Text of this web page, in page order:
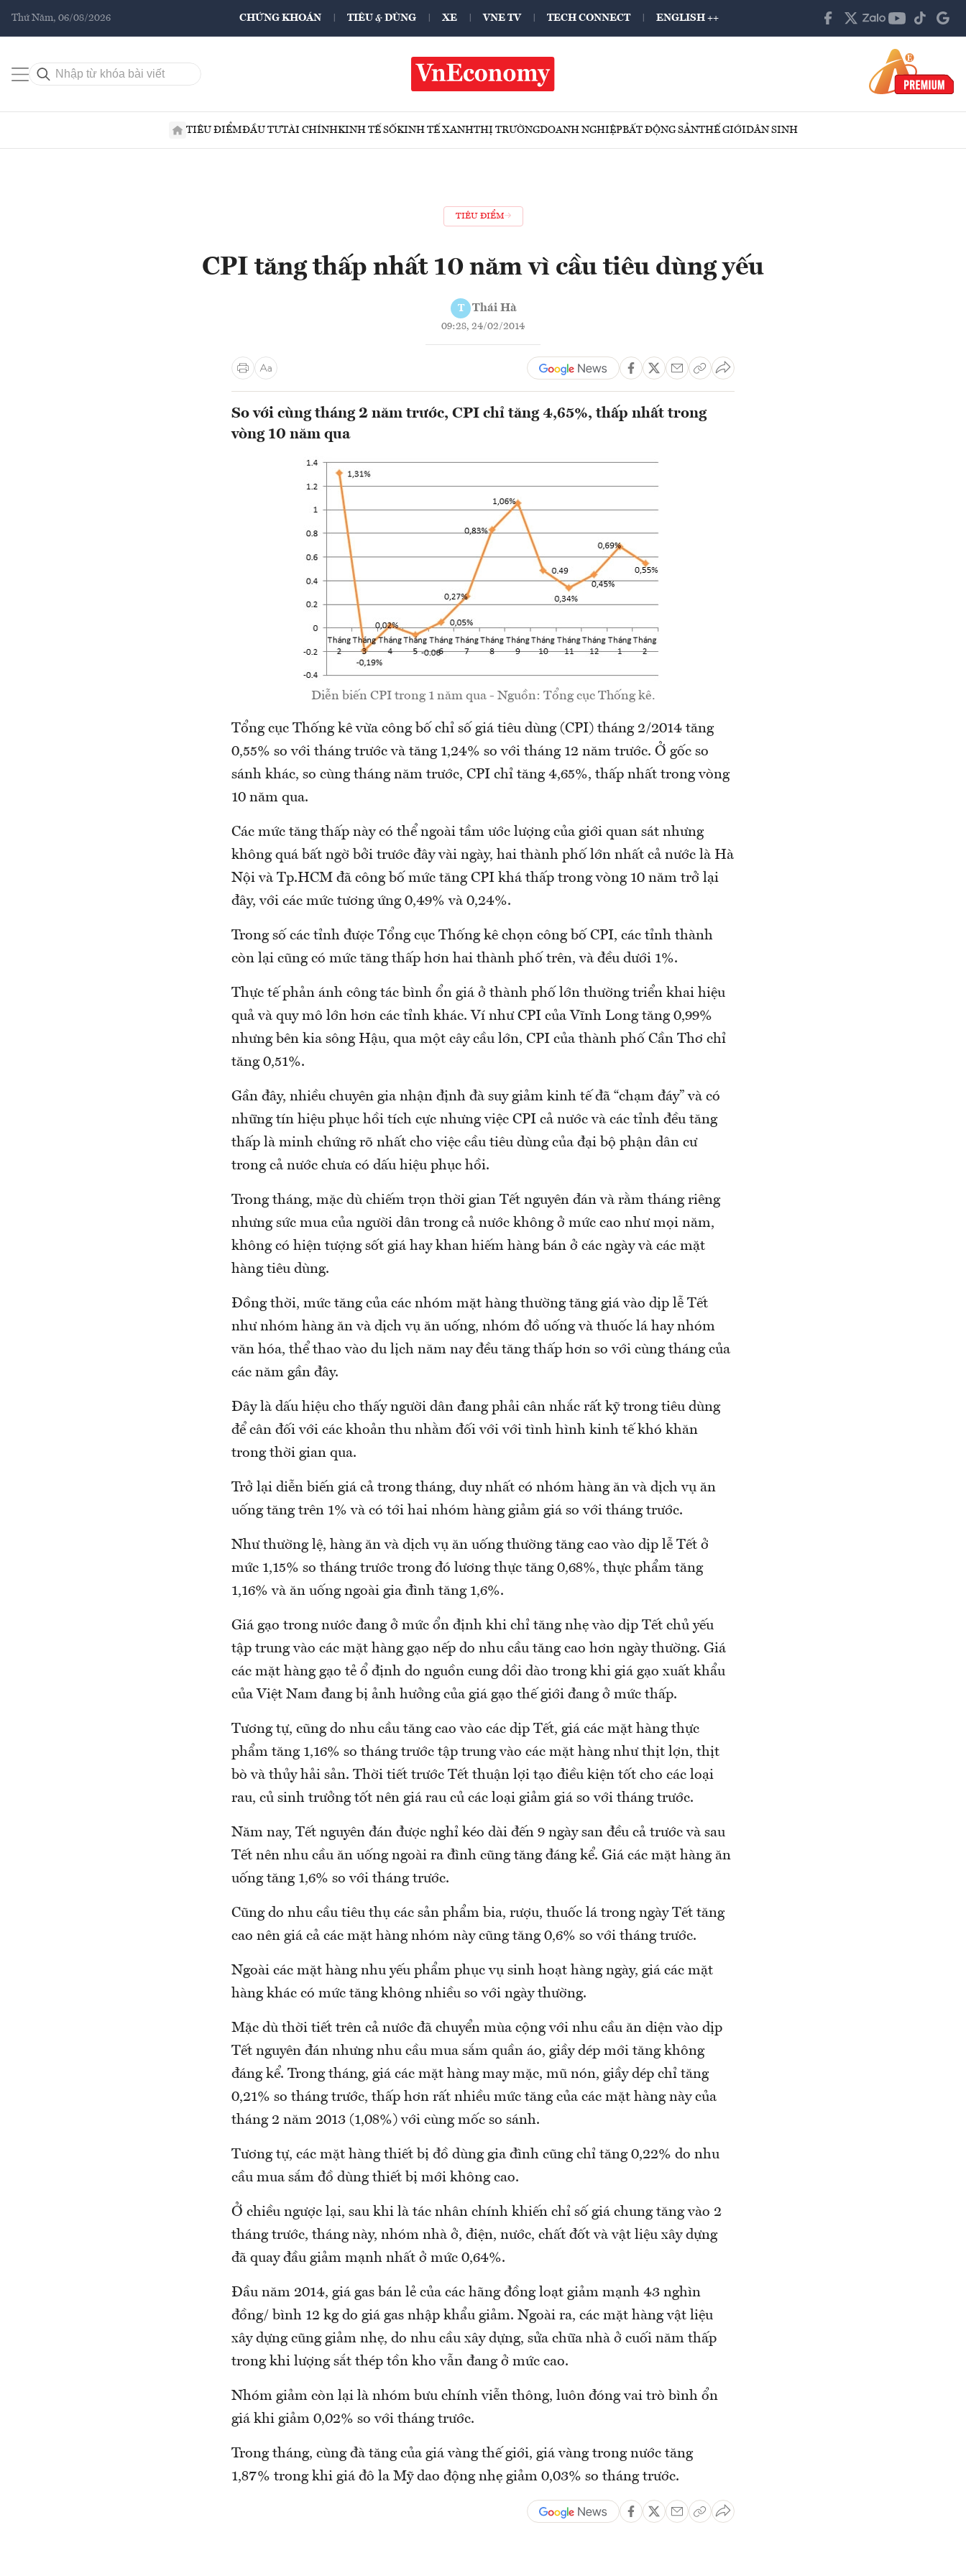
Thứ Năm, 06/08/2026 CHỨNG KHOÁN TIÊU & DÙNG XE VNE TV TECH CONNECT ENGLISH ++
TIÊU ĐIỂMĐẦU TƯTÀI CHÍNHKINH TẾ SỐKINH TẾ XANHTHỊ TRƯỜNGDOANH NGHIỆPBẤT ĐỘNG SẢNTHẾ GIỚIDÂN SINH
TIÊU ĐIỂM
CPI tăng thấp nhất 10 năm vì cầu tiêu dùng yếu
T Thái Hà
09:28, 24/02/2014
So với cùng tháng 2 năm trước, CPI chỉ tăng 4,65%, thấp nhất trong
vòng 10 năm qua
Diễn biến CPI trong 1 năm qua - Nguồn: Tổng cục Thống kê.
Tổng cục Thống kê vừa công bố chỉ số giá tiêu dùng (CPI) tháng 2/2014 tăng
0,55% so với tháng trước và tăng 1,24% so với tháng 12 năm trước. Ở gốc so
sánh khác, so cùng tháng năm trước, CPI chỉ tăng 4,65%, thấp nhất trong vòng
10 năm qua.
Các mức tăng thấp này có thể ngoài tầm ước lượng của giới quan sát nhưng
không quá bất ngờ bởi trước đây vài ngày, hai thành phố lớn nhất cả nước là Hà
Nội và Tp.HCM đã công bố mức tăng CPI khá thấp trong vòng 10 năm trở lại
đây, với các mức tương ứng 0,49% và 0,24%.
Trong số các tỉnh được Tổng cục Thống kê chọn công bố CPI, các tỉnh thành
còn lại cũng có mức tăng thấp hơn hai thành phố trên, và đều dưới 1%.
Thực tế phản ánh công tác bình ổn giá ở thành phố lớn thường triển khai hiệu
quả và quy mô lớn hơn các tỉnh khác. Ví như CPI của Vĩnh Long tăng 0,99%
nhưng bên kia sông Hậu, qua một cây cầu lớn, CPI của thành phố Cần Thơ chỉ
tăng 0,51%.
Gần đây, nhiều chuyên gia nhận định đà suy giảm kinh tế đã “chạm đáy” và có
những tín hiệu phục hồi tích cực nhưng việc CPI cả nước và các tỉnh đều tăng
thấp là minh chứng rõ nhất cho việc cầu tiêu dùng của đại bộ phận dân cư
trong cả nước chưa có dấu hiệu phục hồi.
Trong tháng, mặc dù chiếm trọn thời gian Tết nguyên đán và rằm tháng riêng
nhưng sức mua của người dân trong cả nước không ở mức cao như mọi năm,
không có hiện tượng sốt giá hay khan hiếm hàng bán ở các ngày và các mặt
hàng tiêu dùng.
Đồng thời, mức tăng của các nhóm mặt hàng thường tăng giá vào dịp lễ Tết
như nhóm hàng ăn và dịch vụ ăn uống, nhóm đồ uống và thuốc lá hay nhóm
văn hóa, thể thao vào du lịch năm nay đều tăng thấp hơn so với cùng tháng của
các năm gần đây.
Đây là dấu hiệu cho thấy người dân đang phải cân nhắc rất kỹ trong tiêu dùng
để cân đối với các khoản thu nhằm đối với với tình hình kinh tế khó khăn
trong thời gian qua.
Trở lại diễn biến giá cả trong tháng, duy nhất có nhóm hàng ăn và dịch vụ ăn
uống tăng trên 1% và có tới hai nhóm hàng giảm giá so với tháng trước.
Như thường lệ, hàng ăn và dịch vụ ăn uống thường tăng cao vào dịp lễ Tết ở
mức 1,15% so tháng trước trong đó lương thực tăng 0,68%, thực phẩm tăng
1,16% và ăn uống ngoài gia đình tăng 1,6%.
Giá gạo trong nước đang ở mức ổn định khi chỉ tăng nhẹ vào dịp Tết chủ yếu
tập trung vào các mặt hàng gạo nếp do nhu cầu tăng cao hơn ngày thường. Giá
các mặt hàng gạo tẻ ổ định do nguồn cung dồi dào trong khi giá gạo xuất khẩu
của Việt Nam đang bị ảnh hưởng của giá gạo thế giới đang ở mức thấp.
Tương tự, cũng do nhu cầu tăng cao vào các dịp Tết, giá các mặt hàng thực
phẩm tăng 1,16% so tháng trước tập trung vào các mặt hàng như thịt lợn, thịt
bò và thủy hải sản. Thời tiết trước Tết thuận lợi tạo điều kiện tốt cho các loại
rau, củ sinh trưởng tốt nên giá rau củ các loại giảm giá so với tháng trước.
Năm nay, Tết nguyên đán được nghỉ kéo dài đến 9 ngày san đều cả trước và sau
Tết nên nhu cầu ăn uống ngoài ra đình cũng tăng đáng kể. Giá các mặt hàng ăn
uống tăng 1,6% so với tháng trước.
Cũng do nhu cầu tiêu thụ các sản phẩm bia, rượu, thuốc lá trong ngày Tết tăng
cao nên giá cả các mặt hàng nhóm này cũng tăng 0,6% so với tháng trước.
Ngoài các mặt hàng nhu yếu phẩm phục vụ sinh hoạt hàng ngày, giá các mặt
hàng khác có mức tăng không nhiều so với ngày thường.
Mặc dù thời tiết trên cả nước đã chuyển mùa cộng với nhu cầu ăn diện vào dịp
Tết nguyên đán nhưng nhu cầu mua sắm quần áo, giầy dép mới tăng không
đáng kể. Trong tháng, giá các mặt hàng may mặc, mũ nón, giầy dép chỉ tăng
0,21% so tháng trước, thấp hơn rất nhiều mức tăng của các mặt hàng này của
tháng 2 năm 2013 (1,08%) với cùng mốc so sánh.
Tương tự, các mặt hàng thiết bị đồ dùng gia đình cũng chỉ tăng 0,22% do nhu
cầu mua sắm đồ dùng thiết bị mới không cao.
Ở chiều ngược lại, sau khi là tác nhân chính khiến chỉ số giá chung tăng vào 2
tháng trước, tháng này, nhóm nhà ở, điện, nước, chất đốt và vật liệu xây dựng
đã quay đầu giảm mạnh nhất ở mức 0,64%.
Đầu năm 2014, giá gas bán lẻ của các hãng đồng loạt giảm mạnh 43 nghìn
đồng/ bình 12 kg do giá gas nhập khẩu giảm. Ngoài ra, các mặt hàng vật liệu
xây dựng cũng giảm nhẹ, do nhu cầu xây dựng, sửa chữa nhà ở cuối năm thấp
trong khi lượng sắt thép tồn kho vẫn đang ở mức cao.
Nhóm giảm còn lại là nhóm bưu chính viễn thông, luôn đóng vai trò bình ổn
giá khi giảm 0,02% so với tháng trước.
Trong tháng, cùng đà tăng của giá vàng thế giới, giá vàng trong nước tăng
1,87% trong khi giá đô la Mỹ dao động nhẹ giảm 0,03% so tháng trước.